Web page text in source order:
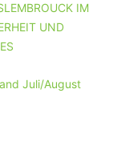
IM
UND